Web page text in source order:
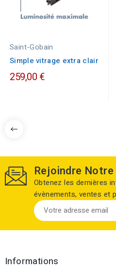
Saint-Gobain
Simple vitrage extra clair
259,00 €
Rejoindre
Obtenez les dernières
évènements, ventes et
Informations